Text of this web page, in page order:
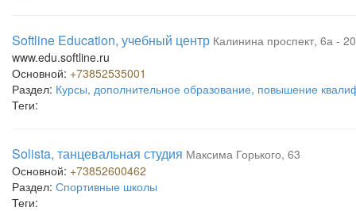
Softline Education, учебный центр Калинина проспект, 6а -
www.edu.softline.ru
Основной: +73852535001
Раздел: Курсы, дополнительное образование, повышение
Теги:
Solista, танцевальная студия Максима Горького, 63
Основной: +73852600462
Раздел: Спортивные школы
Теги: